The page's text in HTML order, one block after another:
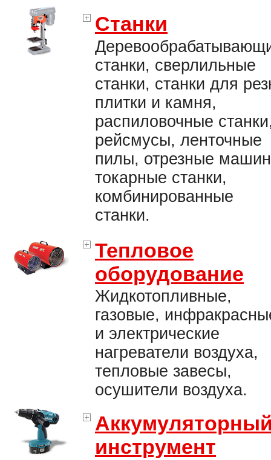
Станки
станки, сверлильные
станки, станки для
плитки и камня,
распиловочные
рейсмусы, ленточные
пилы, отрезные
токарные станки,
комбинированные
станки.
Тепловое
оборудование
Жидкотопливные,
газовые,
и электрические
нагреватели воздуха,
тепловые завесы,
осушители воздуха.
инструмент